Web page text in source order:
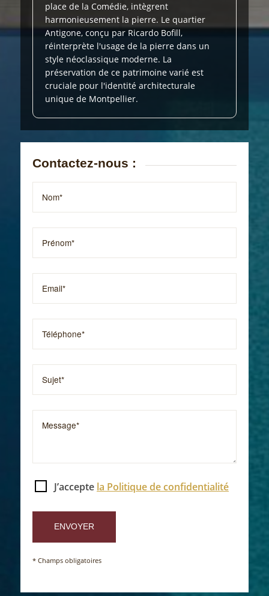
place de la Comédie, intègrent
harmonieusement la pierre. Le quartier
Antigone, conçu par Ricardo Bofill,
réinterprète l'usage de la pierre dans un
style néoclassique moderne. La
préservation de ce patrimoine varié est
cruciale pour l'identité architecturale
unique de Montpellier.
Contactez-nous :
J’accepte la Politique de confidentialité
* Champs obligatoires